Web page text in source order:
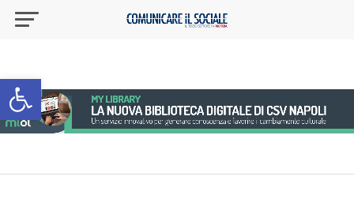
Apri la barra degli strumenti